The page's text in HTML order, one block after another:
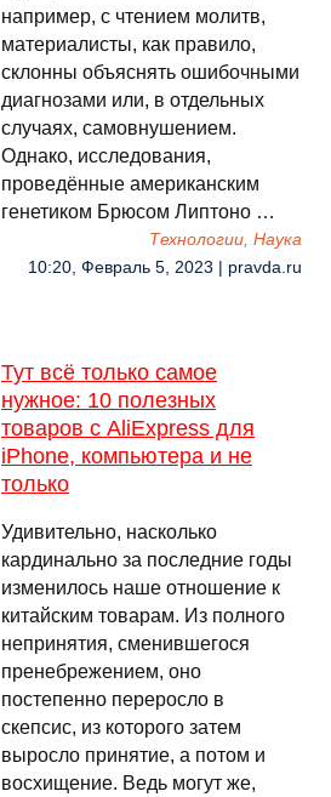
например, с чтением молитв,
материалисты, как правило,
склонны объяснять ошибочными
диагнозами или, в отдельных
случаях, самовнушением.
Однако, исследования,
проведённые американским
генетиком Брюсом Липтоно …
Технологии, Наука
10:20, Февраль 5, 2023 | pravda.ru
Тут всё только самое
нужное: 10 полезных
товаров с AliExpress для
iPhone, компьютера и не
только
Удивительно, насколько
кардинально за последние годы
изменилось наше отношение к
китайским товарам. Из полного
непринятия, сменившегося
пренебрежением, оно
постепенно переросло в
скепсис, из которого затем
выросло принятие, а потом и
восхищение. Ведь могут же,